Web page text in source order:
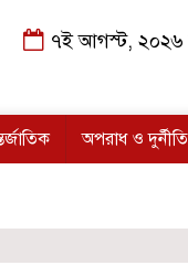
৭ই আগস্ট, ২০২৬
অপরাধ ও দুর্নীতি